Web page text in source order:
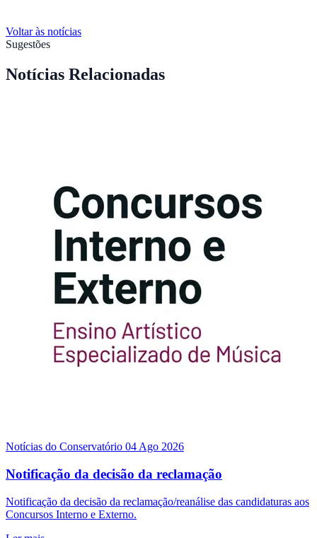
Voltar às notícias
Sugestões
Notícias Relacionadas
Notícias do Conservatório 04 Ago 2026
Notificação da decisão da reclamação
Notificação da decisão da reclamação/reanálise das candidaturas aos
Concursos Interno e Externo.